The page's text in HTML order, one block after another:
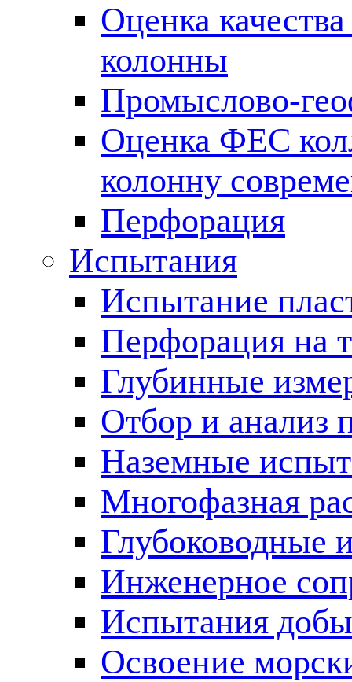
Оценка
колонны
Промыслово-
Оценка ФЕС
колонну
Перфорация
Испытания
Испытание
Перфорация на
Глубинные
Отбор и анализ
Наземные
Многофазная
Глубоководные
Инженерное
Испытания
Освоение